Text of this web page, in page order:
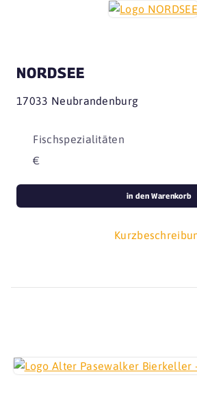
NORDSEE
17033 Neubrandenburg
Fischspezialitäten
€
in den Warenkorb